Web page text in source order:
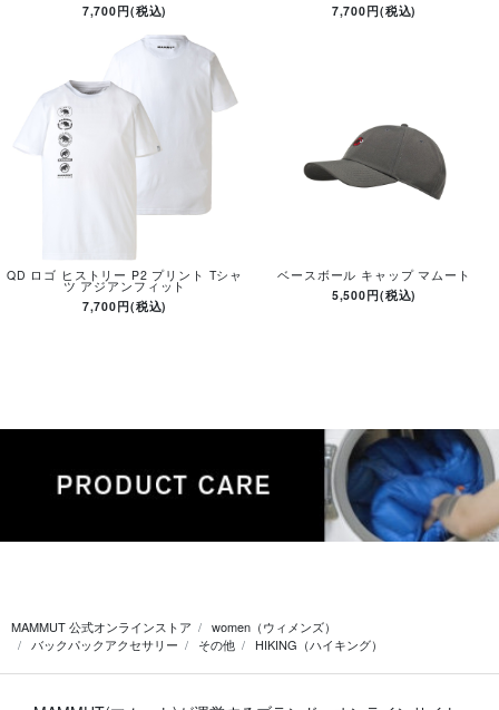
7,700円(税込)
7,700円(税込)
QD ロゴ ヒストリー P2 プリント Tシャ
ツ アジアンフィット
7,700円(税込)
ベースボール キャップ マムート
5,500円(税込)
MAMMUT 公式オンラインストア
women（ウィメンズ）
バックパックアクセサリー
その他 HIKING（ハイキング）